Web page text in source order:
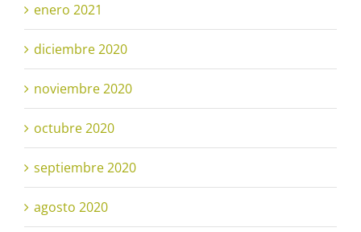
enero 2021
diciembre 2020
noviembre 2020
octubre 2020
septiembre 2020
agosto 2020